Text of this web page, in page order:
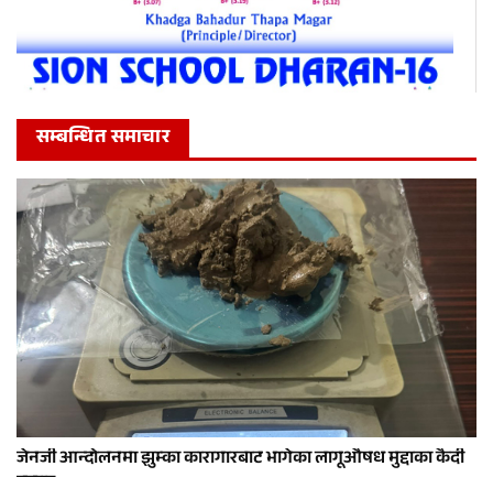
सम्बन्धित समाचार
जेनजी आन्दोलनमा झुम्का कारागारबाट भागेका लागूऔषध मुद्दाका कैदी